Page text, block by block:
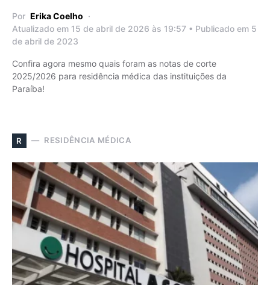
Por Erika Coelho
Atualizado em 15 de abril de 2026 às 19:57 • Publicado em 5
de abril de 2023
Confira agora mesmo quais foram as notas de corte
2025/2026 para residência médica das instituições da
Paraíba!
R RESIDÊNCIA MÉDICA